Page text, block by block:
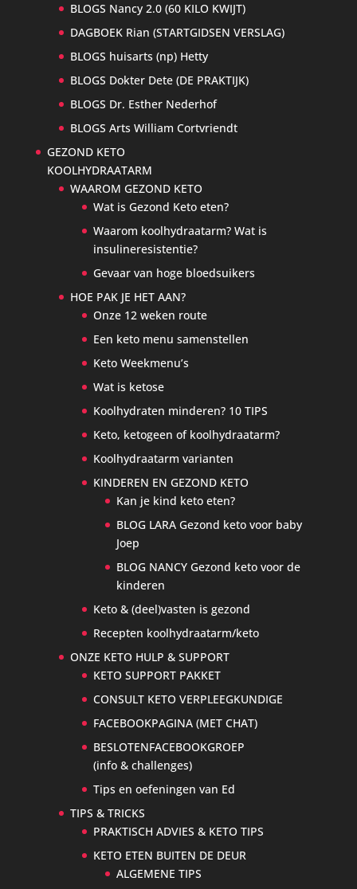
BLOGS Nancy 2.0 (60 KILO KWIJT)
DAGBOEK Rian (STARTGIDSEN VERSLAG)
BLOGS huisarts (np) Hetty
BLOGS Dokter Dete (DE PRAKTIJK)
BLOGS Dr. Esther Nederhof
BLOGS Arts William Cortvriendt
GEZOND KETO
KOOLHYDRAATARM
WAAROM GEZOND KETO
Wat is Gezond Keto eten?
Waarom koolhydraatarm? Wat is
insulineresistentie?
Gevaar van hoge bloedsuikers
HOE PAK JE HET AAN?
Onze 12 weken route
Een keto menu samenstellen
Keto Weekmenu’s
Wat is ketose
Koolhydraten minderen? 10 TIPS
Keto, ketogeen of koolhydraatarm?
Koolhydraatarm varianten
KINDEREN EN GEZOND KETO
Kan je kind keto eten?
BLOG LARA Gezond keto voor baby
Joep
BLOG NANCY Gezond keto voor de
kinderen
Keto & (deel)vasten is gezond
Recepten koolhydraatarm/keto
ONZE KETO HULP & SUPPORT
KETO SUPPORT PAKKET
CONSULT KETO VERPLEEGKUNDIGE
FACEBOOKPAGINA (MET CHAT)
BESLOTENFACEBOOKGROEP
(info & challenges)
Tips en oefeningen van Ed
TIPS & TRICKS
PRAKTISCH ADVIES & KETO TIPS
KETO ETEN BUITEN DE DEUR
ALGEMENE TIPS